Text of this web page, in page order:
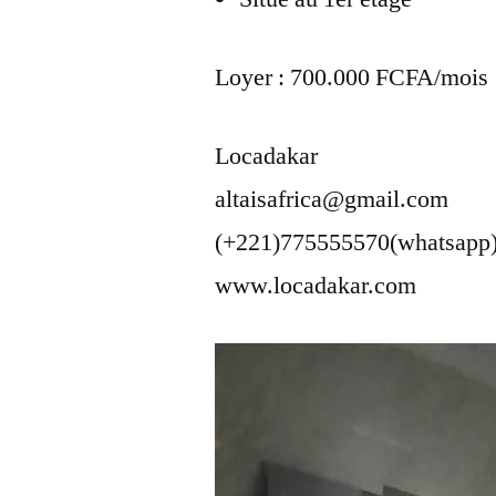
Loyer : 700.000 FCFA/mois
Locadakar
altaisafrica@gmail.com
www.locadakar.com